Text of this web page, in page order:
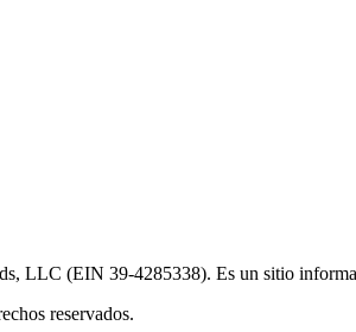
LLC (EIN 39-4285338). Es un sitio
reservados.